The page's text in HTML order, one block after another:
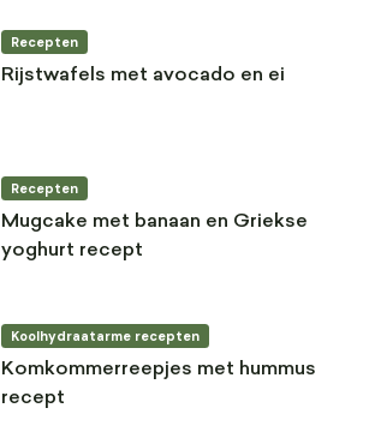
Recepten
Rijstwafels met avocado en ei
Recepten
Mugcake met banaan en Griekse
yoghurt recept
Koolhydraatarme recepten
Komkommerreepjes met hummus
recept